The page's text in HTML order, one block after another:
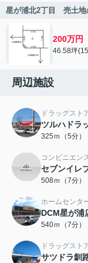
星が浦北2丁目 売土地
200万円
46.58坪
周辺施設
ドラッグスト
ツルハドラ
325ｍ（5分）
コンビニエン
セブンイレ
508ｍ（7分）
ホームセンタ
DCM星が浦
540ｍ（7分）
ドラッグスト
サツドラ釧